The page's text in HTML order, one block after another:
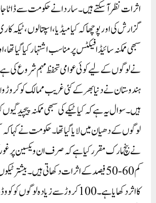
اثرات نظر آ سکتے ہیں۔ساردا نے حکومت سے ڈاٹا
گزارش کی اور پوچھا کہ کیا میڈیا، اسپتالوں، ٹیکہ
سبھی ممکنہ سائیڈ افیکٹس پر مناسب اشتہار کیا گیا
نے لوگوں کے لیے کوئی عوامی تحفظ مہم شروع کی
ہندوستان نے دنیا بھر کے کئی غریب ممالک کو
ہیں۔ سوال یہ ہے کہ کیا ٹیکے کی سبھی ممکنہ
لوگوں کے دھیان میں لایا گیا تھا۔حکومت نے کہا کہ
نے بنچ مارک مقرر کیا ہے کہ صرف ان ویکسین پر غور